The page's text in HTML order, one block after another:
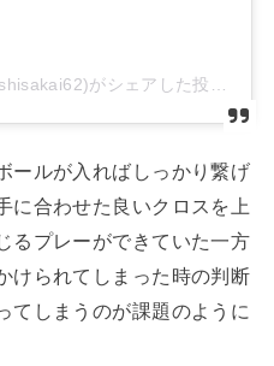
ールが入ればしっかり繋げ
に合わせた良いクロスを上
るプレーができていた一方
けられてしまった時の判断
てしまうのが課題のように